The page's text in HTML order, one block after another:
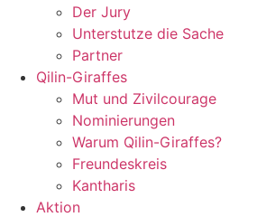
Der Jury
Unterstutze die Sache
Partner
Qilin-Giraffes
Mut und Zivilcourage
Nominierungen
Warum Qilin-Giraffes?
Freundeskreis
Kantharis
Aktion